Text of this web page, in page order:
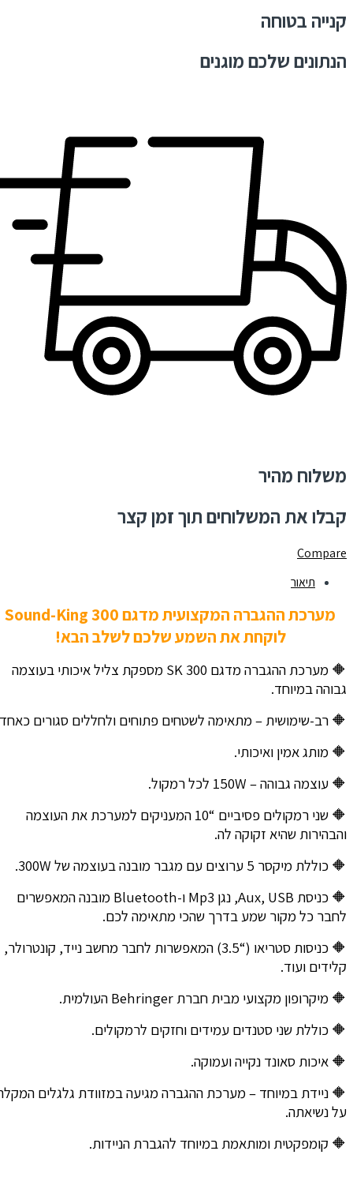
קנייה בטוחה
הנתונים שלכם מוגנים
משלוח מהיר
קבלו את המשלוחים תוך זמן קצר
Compare
תיאור
מערכת ההגברה המקצועית מדגם Sound-King 300
לוקחת את השמע שלכם לשלב הבא!
🔶 מערכת ההגברה מדגם SK 300 מספקת צליל איכותי בעוצמה
גבוהה במיוחד.
🔶 רב-שימושית – מתאימה לשטחים פתוחים ולחללים סגורים כאחד.
🔶 מותג אמין ואיכותי.
🔶 עוצמה גבוהה – 150W לכל רמקול.
🔶 שני רמקולים פסיביים “10 המעניקים למערכת את העוצמה
והבהירות שהיא זקוקה לה.
🔶 כוללת מיקסר 5 ערוצים עם מגבר מובנה בעוצמה של 300W.
🔶 כניסת Aux, USB, נגן Mp3 ו-Bluetooth מובנה המאפשרים
לחבר כל מקור שמע בדרך שהכי מתאימה לכם.
🔶 כניסות סטריאו (“3.5) המאפשרות לחבר מחשב נייד, קונטרולר,
קלידים ועוד.
🔶 מיקרופון מקצועי מבית חברת Behringer העולמית.
🔶 כוללת שני סטנדים עמידים וחזקים לרמקולים.
🔶 איכות סאונד נקייה ועמוקה.
🔶 ניידת במיוחד – מערכת ההגברה מגיעה במזוודת גלגלים המקלה
על נשיאתה.
🔶 קומפקטית ומותאמת במיוחד להגברת הניידות.